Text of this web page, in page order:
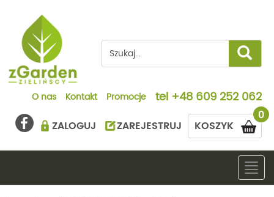
O nas Kontakt Promocje tel +48 609 252 062
0
KOSZYK
ZALOGUJ ZAREJESTRUJ